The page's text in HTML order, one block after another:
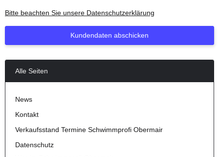
Bitte beachten Sie unsere Datenschutzerklärung
Kundendaten abschicken
Alle Seiten
News
Kontakt
Verkaufsstand Termine Schwimmprofi Obermair
Datenschutz